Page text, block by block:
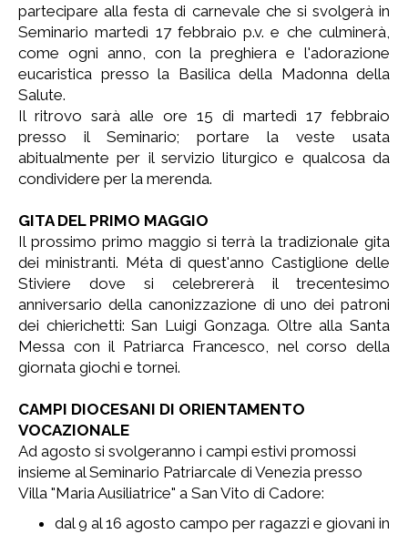
partecipare alla festa di carnevale che si svolgerà in
Seminario martedì 17 febbraio p.v. e che culminerà,
come ogni anno, con la preghiera e l'adorazione
eucaristica presso la Basilica della Madonna della
Salute.
Il ritrovo sarà alle ore 15 di martedì 17 febbraio
presso il Seminario; portare la veste usata
abitualmente per il servizio liturgico e qualcosa da
condividere per la merenda.
GITA DEL PRIMO MAGGIO
Il prossimo primo maggio si terrà la tradizionale gita
dei ministranti. Méta di quest'anno Castiglione delle
Stiviere dove si celebrererà il trecentesimo
anniversario della canonizzazione di uno dei patroni
dei chierichetti: San Luigi Gonzaga. Oltre alla Santa
Messa con il Patriarca Francesco, nel corso della
giornata giochi e tornei.
CAMPI DIOCESANI DI ORIENTAMENTO
VOCAZIONALE
Ad agosto si svolgeranno i campi estivi promossi
insieme al Seminario Patriarcale di Venezia presso
Villa "Maria Ausiliatrice" a San Vito di Cadore:
dal 9 al 16 agosto campo per ragazzi e giovani in